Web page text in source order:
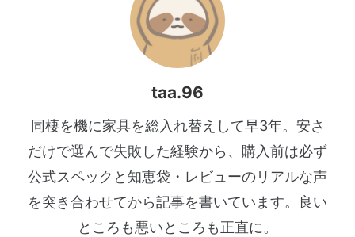
taa.96
同棲を機に家具を総入れ替えして早3年。安さ
だけで選んで失敗した経験から、購入前は必ず
公式スペックと知恵袋・レビューのリアルな声
を突き合わせてから記事を書いています。良い
ところも悪いところも正直に。